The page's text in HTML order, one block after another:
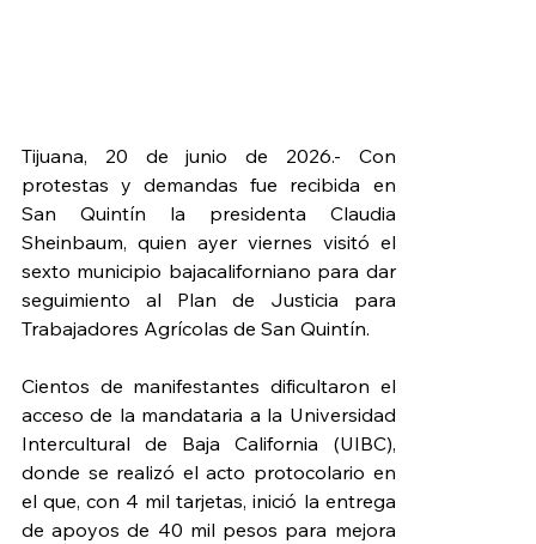
Tijuana, 20 de junio de 2026.- Con
protestas y demandas fue recibida en
San Quintín la presidenta Claudia
Sheinbaum, quien ayer viernes visitó el
sexto municipio bajacaliforniano para dar
seguimiento al Plan de Justicia para
Trabajadores Agrícolas de San Quintín.
Cientos de manifestantes dificultaron el
acceso de la mandataria a la Universidad
Intercultural de Baja California (UIBC),
donde se realizó el acto protocolario en
el que, con 4 mil tarjetas, inició la entrega
de apoyos de 40 mil pesos para mejora